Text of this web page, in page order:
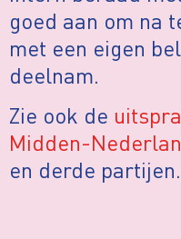
goed aan om na
met een eigen
deelnam.
Zie ook de
Midden-
en derde partijen.